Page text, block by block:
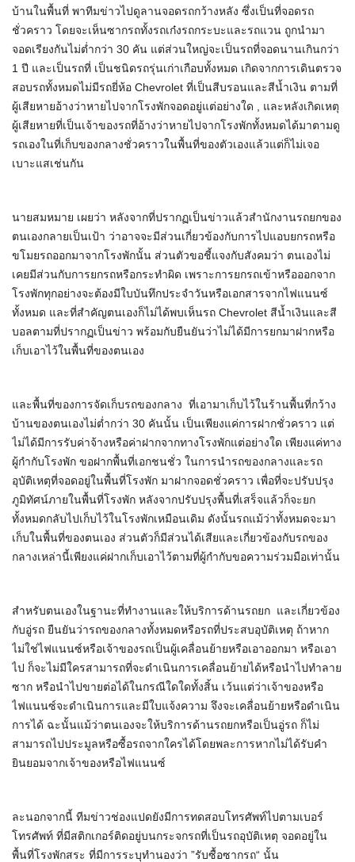
บ้านในพื้นที่ พาทีมข่าวไปดูลานจอดรถกว้างหลัง ซึ่งเป็นที่จอดรถ
ชั่วคราว โดยจะเห็นซากรถทั้งรถเก๋งรถกระบะและรถแวน ถูกนำมา
จอดเรียงกันไม่ต่ำกว่า 30 คัน แต่ส่วนใหญ่จะเป็นรถที่จอดนานเกินกว่า
1 ปี และเป็นรถที่ เป็นชนิดรถรุ่นเก่าเกือบทั้งหมด เกิดจากการเดินตรวจ
สอบรถทั้งหมดไม่มีรถยี่ห้อ Chevrolet ที่เป็นสีบรอนและสีน้ำเงิน ตามที่
ผู้เสียหายอ้างว่าหายไปจากโรงพักจอดอยู่แต่อย่างใด , และหลังเกิดเหตุ
ผู้เสียหายที่เป็นเจ้าของรถที่อ้างว่าหายไปจากโรงพักทั้งหมดได้มาตามดู
รถเองในที่เก็บของกลางชั่วคราวในพื้นที่ของตัวเองแล้วแต่ก็ไม่เจอ
เบาะแสเช่นกัน
นายสมหมาย เผยว่า หลังจากที่ปรากฏเป็นข่าวแล้วสำนักงานรถยกของ
ตนเองกลายเป็นเป้า ว่าอาจจะมีส่วนเกี่ยวข้องกับการไปแอบยกรถหรือ
ขโมยรถออกมาจากโรงพักนั้น ส่วนตัวขอชี้แจงกับสังคมว่า ตนเองไม่
เคยมีส่วนกับการยกรถหรือกระทำผิด เพราะการยกรถเข้าหรือออกจาก
โรงพักทุกอย่างจะต้องมีใบบันทึกประจำวันหรือเอกสารจากไฟแนนซ์
ทั้งหมด และที่สำคัญตนเองก็ไม่ได้พบเห็นรถ Chevrolet สีน้ำเงินและสี
บอลตามที่ปรากฏเป็นข่าว พร้อมกับยืนยันว่าไม่ได้มีการยกมาฝากหรือ
เก็บเอาไว้ในพื้นที่ของตนเอง
และพื้นที่ของการจัดเก็บรถของกลาง ที่เอามาเก็บไว้ในร้านพื้นที่กว้าง
บ้านของตนเองไม่ต่ำกว่า 30 คันนั้น เป็นเพียงแค่การฝากชั่วคราว แต่
ไม่ได้มีการรับค่าจ้างหรือค่าฝากจากทางโรงพักแต่อย่างใด เพียงแค่ทาง
ผู้กำกับโรงพัก ขอฝากพื้นที่เอกชนชั่ว ในการนำรถของกลางและรถ
อุบัติเหตุที่จอดอยู่ในพื้นที่โรงพัก มาฝากจอดชั่วคราว เพื่อที่จะปรับปรุง
ภูมิทัศน์ภายในพื้นที่โรงพัก หลังจากปรับปรุงพื้นที่เสร็จแล้วก็จะยก
ทั้งหมดกลับไปเก็บไว้ในโรงพักเหมือนเดิม ดังนั้นรถแม้ว่าทั้งหมดจะมา
เก็บในพื้นที่ของตนเอง ส่วนตัวก็มีส่วนได้เสียและเกี่ยวข้องกับรถของ
กลางเหล่านี้เพียงแค่ฝากเก็บเอาไว้ตามที่ผู้กำกับขอความร่วมมือเท่านั้น
สำหรับตนเองในฐานะที่ทำงานและให้บริการด้านรถยก และเกี่ยวข้อง
กับอู่รถ ยืนยันว่ารถของกลางทั้งหมดหรือรถที่ประสบอุบัติเหตุ ถ้าหาก
ไม่ใช่ไฟแนนซ์หรือเจ้าของรถเป็นผู้เคลื่อนย้ายหรือเอาออกมา หรือเอา
ไป ก็จะไม่มีใครสามารถที่จะดำเนินการเคลื่อนย้ายได้หรือนำไปทำลาย
ซาก หรือนำไปขายต่อได้ในกรณีใดใดทั้งสิ้น เว้นแต่ว่าเจ้าของหรือ
ไฟแนนซ์จะดำเนินการและมีใบแจ้งความ จึงจะเคลื่อนย้ายหรือดำเนิน
การได้ ฉะนั้นแม้ว่าตนเองจะให้บริการด้านรถยกหรือเป็นอู่รถ ก็ไม่
สามารถไปประมูลหรือซื้อรถจากใครได้โดยพละการหากไม่ได้รับคำ
ยินยอมจากเจ้าของหรือไฟแนนซ์
ละนอกจากนี้ ทีมข่าวช่องแปดยังมีการทดสอบโทรศัพท์ไปตามเบอร์
โทรศัพท์ ที่มีสติกเกอร์ติดอยู่บนกระจกรถที่เป็นรถอุบัติเหตุ จอดอยู่ใน
พื้นที่โรงพักสระ ที่มีการระบุทำนองว่า ”รับซื้อซากรถ“ นั้น